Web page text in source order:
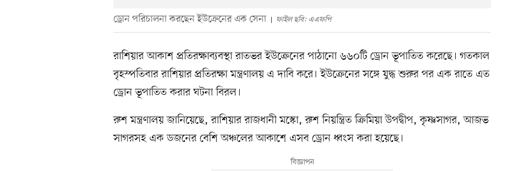
ড্রোন পরিচালনা করছেন ইউক্রেনের এক সেনা ফাইল ছবি: এএফপি
রাশিয়ার আকাশ প্রতিরক্ষাব্যবস্থা রাতভর ইউক্রেনের পাঠানো ৬৬০টি ড্রোন ভূপাতিত করেছে। গতকাল
বৃহস্পতিবার রাশিয়ার প্রতিরক্ষা মন্ত্রণালয় এ দাবি করে। ইউক্রেনের সঙ্গে যুদ্ধ শুরুর পর এক রাতে এত
ড্রোন ভূপাতিত করার ঘটনা বিরল।
রুশ মন্ত্রণালয় জানিয়েছে, রাশিয়ার রাজধানী মস্কো, রুশ নিয়ন্ত্রিত ক্রিমিয়া উপদ্বীপ, কৃষ্ণসাগর, আজভ
সাগরসহ এক ডজনের বেশি অঞ্চলের আকাশে এসব ড্রোন ধ্বংস করা হয়েছে।